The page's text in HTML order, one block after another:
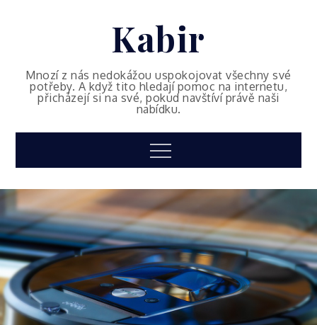
Kabir
Mnozí z nás nedokážou uspokojovat všechny své
potřeby. A když tito hledají pomoc na internetu,
přicházejí si na své, pokud navštíví právě naši
nabídku.
Menu